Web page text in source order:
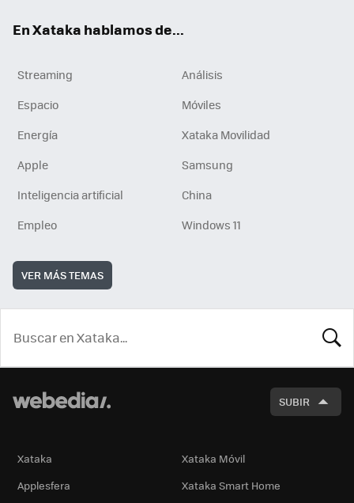
En Xataka hablamos de...
Streaming
Análisis
Espacio
Móviles
Energía
Xataka Movilidad
Apple
Samsung
Inteligencia artificial
China
Empleo
Windows 11
VER MÁS TEMAS
SUBIR
Xataka
Xataka Móvil
Applesfera
Xataka Smart Home